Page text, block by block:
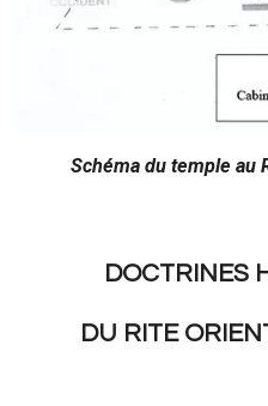
Schéma du temple au
DOCTRINES
DU RITE